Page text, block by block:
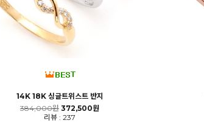
14K 18K 싱글트위스트 반지
384,000원 372,500원
리뷰 : 237